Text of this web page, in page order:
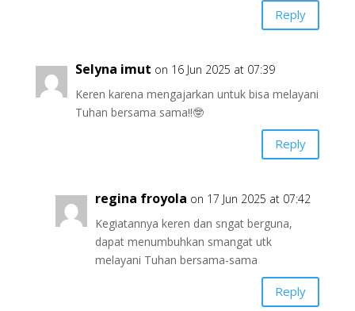
Reply
Selyna imut on 16 Jun 2025 at 07:39
Keren karena mengajarkan untuk bisa melayani
Tuhan bersama sama!!🤓
Reply
regina froyola on 17 Jun 2025 at 07:42
Kegiatannya keren dan sngat berguna,
dapat menumbuhkan smangat utk
melayani Tuhan bersama-sama
Reply